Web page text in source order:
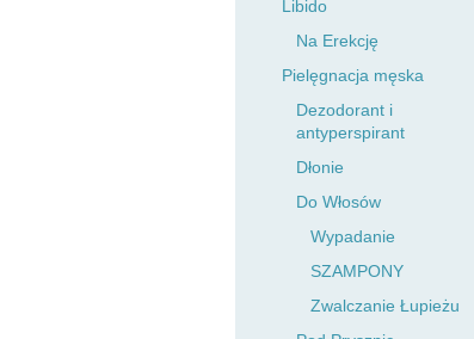
Libido
Na Erekcję
Pielęgnacja męska
Dezodorant i
antyperspirant
Dłonie
Do Włosów
Wypadanie
SZAMPONY
Zwalczanie Łupieżu